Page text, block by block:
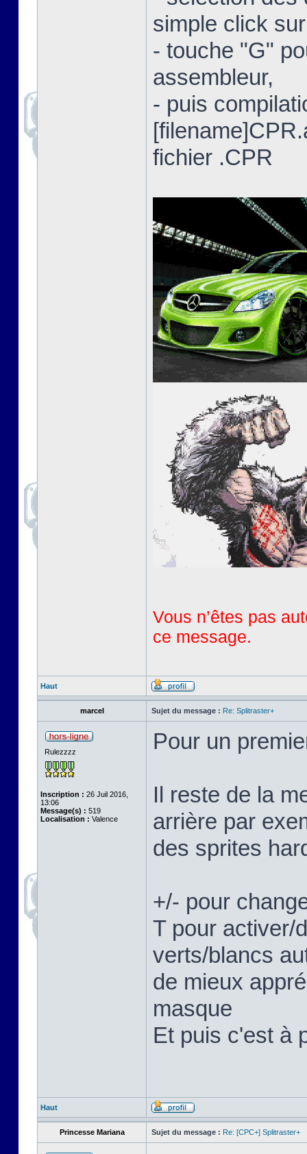
simple click
- touche "G"
assembleur,
- puis
fichier .CPR
Vous n’êtes pas
ce message.
Haut
marcel Sujet du message : Re: Splitraster+
Rulezzzz
Inscription : 26 Juil 2016,
13:06
Message(s) : 519
Localisation : Valence
Pour un
Il reste de la
arrière par
des sprites
+/- pour
T pour activer/
verts/blancs
de mieux
masque
Et puis c'est à
Haut
Princesse Mariana Sujet du message : Re: [CPC+] Splitraster+